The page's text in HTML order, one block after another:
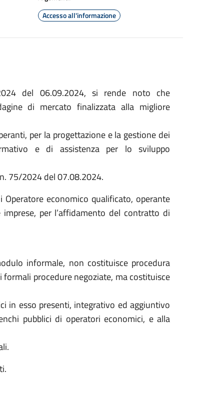
Accesso all'informazione
del 06.09.2024, si rende noto che
di mercato finalizzata alla migliore
per la progettazione e la gestione dei
e di assistenza per lo sviluppo
75/2024 del 07.08.2024.
economico qualificato, operante
per l’affidamento del contratto di
informale, non costituisce procedura
procedure negoziate, ma costituisce
in esso presenti, integrativo ed aggiuntivo
pubblici di operatori economici, e alla